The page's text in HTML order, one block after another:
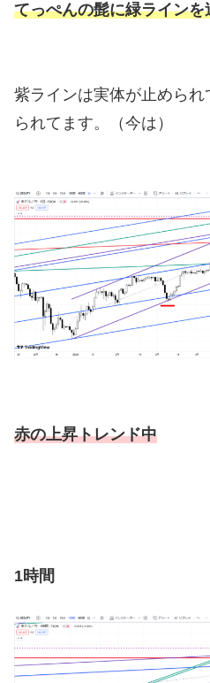
てっぺんの髭に緑ライン
紫ラインは実体が止めら
られてます。（今は）
赤の上昇トレンド中
1時間